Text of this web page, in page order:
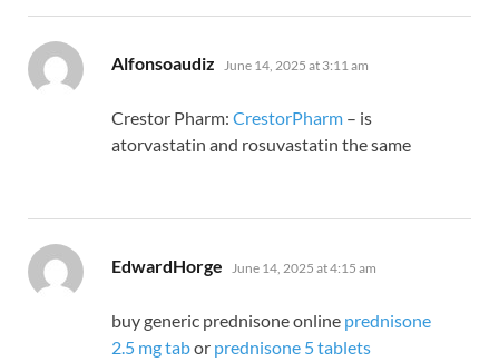
Alfonsoaudiz says:
June 14, 2025 at 3:11 am
Crestor Pharm: CrestorPharm – is
atorvastatin and rosuvastatin the same
EdwardHorge says:
June 14, 2025 at 4:15 am
buy generic prednisone online prednisone
2.5 mg tabor prednisone 5 tablets